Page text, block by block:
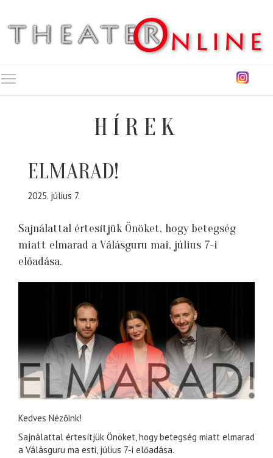
HÍREK
ELMARAD!
2025. július 7.
Sajnálattal értesítjük Önöket, hogy betegség
miatt elmarad a Válásguru mai, július 7-i
előadása.
Kedves Nézőink!
Sajnálattal értesítjük Önöket, hogy betegség miatt elmarad
a Válásguru ma esti, július 7-i előadása.